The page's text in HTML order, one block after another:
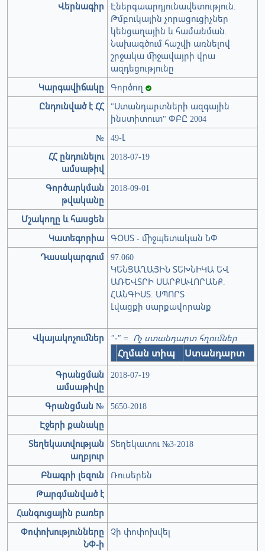
Վերնագիր
Էներգաարդյունավետություն.
Թմբուկային չորացուցիչներ
կենցաղային և համանման.
Նախագծում հաշվի առնելով
շրջակա միջավայրի վրա
ազդեցությունը
Կարգավիճակը
Գործող
Ընդունված է ՀՀ
"Ստանդարտների ազգային
ինստիտուտ" ՓԲԸ 2004
№
49-Լ
ՀՀ ընդունելու
ամսաթիվ
2018-07-19
Գործարկման
թվականը
2018-09-01
Մշակողը և հասցեն
Կատեգորիա
ԳՕՍՏ - միջպետական ՆՓ
Դասակարգում 97.060
ԿԵՆՑԱՂԱՅԻՆ ՏԵԽՆԻԿԱ ԵՎ
ԱՌԵՎՏՐԻ ՍԱՐՔԱՎՈՐԱՆՔ.
ՀԱՆԳԻՍՏ. ՍՊՈՐՏ
Լվացքի սարքավորանք
Վկայակոչումներ "-" = Ոչ ստանդարտ հղումներ
Հղման տիպ Ստանդարտ
Գրանցման
ամսաթիվը
2018-07-19
Գրանցման №
5650-2018
Էջերի քանակը
Տեղեկատվության
աղբյուր
Տեղեկատու №3-2018
Բնագրի լեզուն
Ռուսերեն
Թարգմանված է
Հանգուցային բառեր
Փոփոխությունները
ՆՓ-ի
Չի փոփոխվել